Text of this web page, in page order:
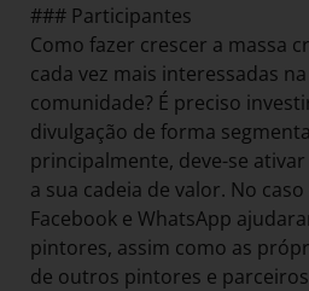
### Participantes
Como fazer crescer a massa
cada vez mais interessadas
comunidade? É preciso
divulgação de forma
principalmente, deve-se
a sua cadeia de valor. No
Facebook e WhatsApp
pintores, assim como as
de outros pintores e